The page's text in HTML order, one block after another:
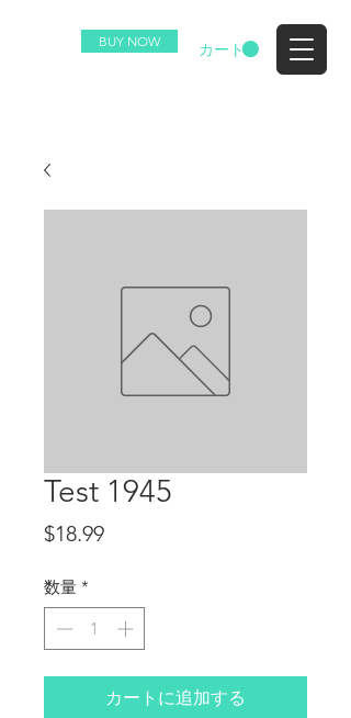
BUY NOW カート
Test 1945
$18.99価格
数量 *
カートに追加する